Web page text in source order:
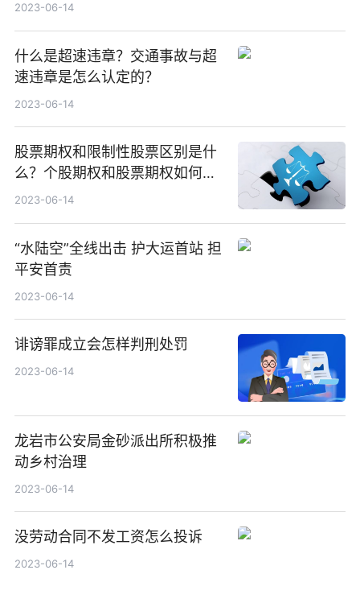
2023-06-14
什么是超速违章？交通事故与超
速违章是怎么认定的？
2023-06-14
股票期权和限制性股票区别是什
么？个股期权和股票期权如何区
分？
2023-06-14
“水陆空”全线出击 护大运首站 担
平安首责
2023-06-14
诽谤罪成立会怎样判刑处罚
2023-06-14
龙岩市公安局金砂派出所积极推
动乡村治理
2023-06-14
没劳动合同不发工资怎么投诉
2023-06-14